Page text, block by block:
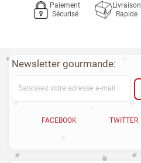
Paiement
Sécurisé
Livraison
Rapide
Newsletter gourmande:
FACEBOOK TWITTER